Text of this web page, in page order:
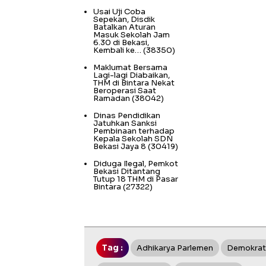
Usai Uji Coba
Sepekan, Disdik
Batalkan Aturan
Masuk Sekolah Jam
6.30 di Bekasi,
Kembali ke… (38350)
Maklumat Bersama
Lagi-lagi Diabaikan,
THM di Bintara Nekat
Beroperasi Saat
Ramadan (38042)
Dinas Pendidikan
Jatuhkan Sanksi
Pembinaan terhadap
Kepala Sekolah SDN
Bekasi Jaya 8 (30419)
Diduga Ilegal, Pemkot
Bekasi Ditantang
Tutup 18 THM di Pasar
Bintara (27322)
Tag : Adhikarya Parlemen Demokrat